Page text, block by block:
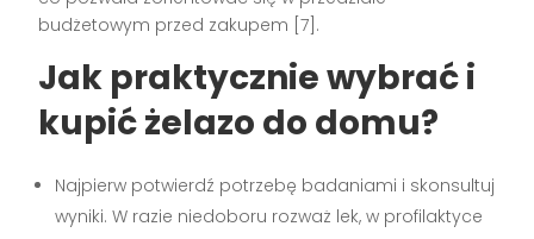
budżetowym przed zakupem [7].
Jak praktycznie wybrać i
kupić żelazo do domu?
Najpierw potwierdź potrzebę badaniami i skonsultuj
wyniki. W razie niedoboru rozważ lek, w profilaktyce